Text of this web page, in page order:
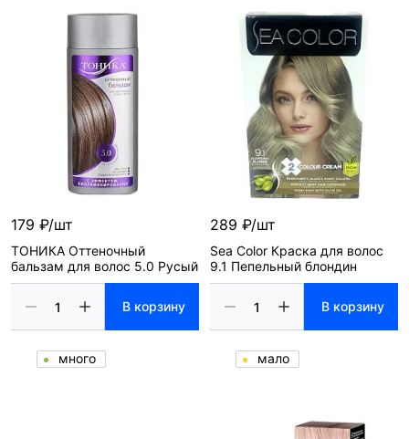
179 ₽/шт
ТОНИКА Оттеночный
бальзам для волос 5.0 Русый
В корзину
много
289 ₽/шт
Sea Color Краска для волос
9.1 Пепельный блондин
В корзину
мало